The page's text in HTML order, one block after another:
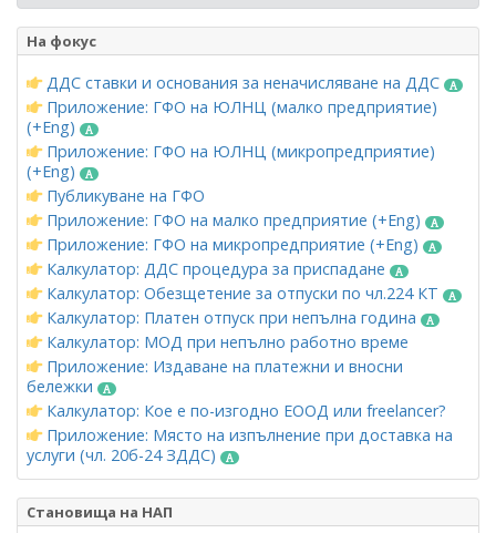
На фокус
ДДС ставки и основания за неначисляване на ДДС
Приложение: ГФО на ЮЛНЦ (малко предприятие)
(+Eng)
Приложение: ГФО на ЮЛНЦ (микропредприятие)
(+Eng)
Публикуване на ГФО
Приложение: ГФО на малко предприятие (+Eng)
Приложение: ГФО на микропредприятие (+Eng)
Калкулатор: ДДС процедура за приспадане
Калкулатор: Обезщетение за отпуски по чл.224 КТ
Калкулатор: Платен отпуск при непълна година
Калкулатор: МОД при непълно работно време
Приложение: Издаване на платежни и вносни
бележки
Калкулатор: Кое е по-изгодно ЕООД или freelancer?
Приложение: Място на изпълнение при доставка на
услуги (чл. 20б-24 ЗДДС)
Становища на НАП